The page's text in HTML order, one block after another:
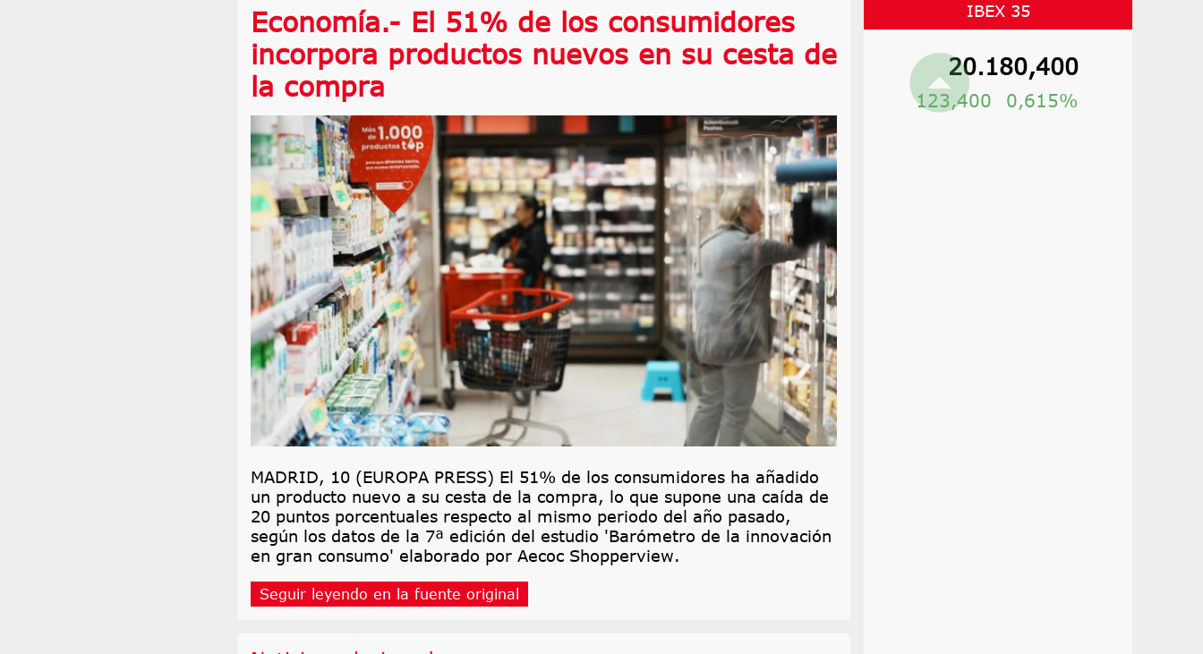
Economía.- El 51% de los consumidores
incorpora productos nuevos en su cesta de
la compra
MADRID, 10 (EUROPA PRESS) El 51% de los consumidores ha añadido
un producto nuevo a su cesta de la compra, lo que supone una caída de
20 puntos porcentuales respecto al mismo periodo del año pasado,
según los datos de la 7ª edición del estudio 'Barómetro de la innovación
en gran consumo' elaborado por Aecoc Shopperview.
Seguir leyendo en la fuente original
IBEX 35
20.180,400
123,400 0,615%